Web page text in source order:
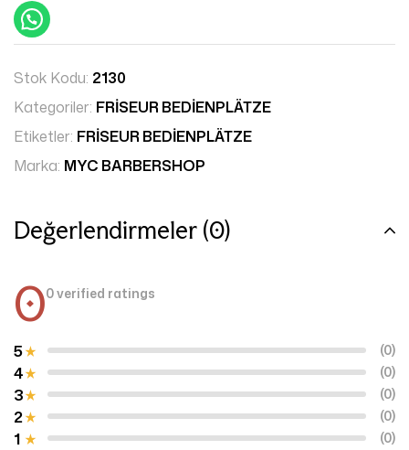
Stok Kodu: 2130
Kategoriler: FRİSEUR BEDİENPLÄTZE
Etiketler: FRİSEUR BEDİENPLÄTZE
Marka: MYC BARBERSHOP
Değerlendirmeler (0)
00 verified ratings
1 (0)
2 (0)
3 (0)
4 (0)
5 (0)